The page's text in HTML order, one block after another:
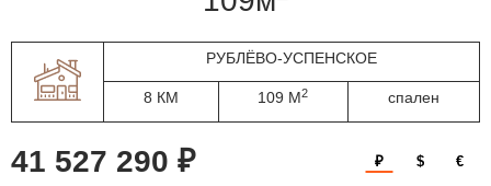
РУБЛЁВО-УСПЕНСКОЕ
8 КМ 109 М2 спален
41 527 290 ₽ ₽ $ €